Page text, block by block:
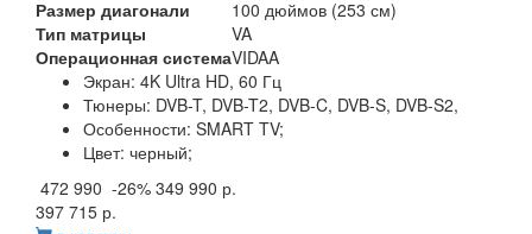
Размер диагонали
100 дюймов (253 см)
Тип матрицы
VA
Операционная системаVIDAA
Экран: 4K Ultra HD, 60 Гц
Тюнеры: DVB-T, DVB-T2, DVB-C, DVB-S, DVB-S2,
Особенности: SMART TV;
Цвет: черный;
472 990 -26% 349 990 р.
397 715 р.